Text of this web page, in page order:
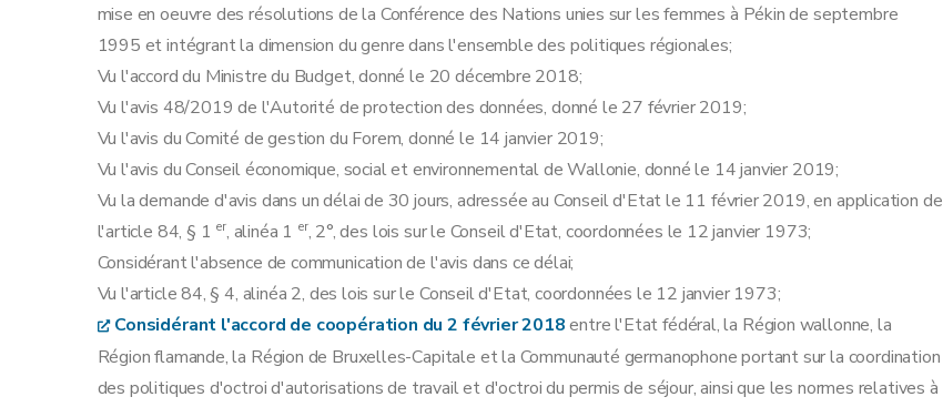
Art. 18
Section 2 Les travailleurs saisonniers
Art. 19
Art. 20
Art. 21
Art. 22
Art. 23
Art. 24
Art. 25
Section 3 Les personnes faisant l'objet d'un transfert temporaire intragroupe
Art. 26
Art. 27
Art. 28
mise en oeuvre des résolutions de la Conférence des Nations unies sur les femmes à Pékin de septembre
1995 et intégrant la dimension du genre dans l'ensemble des politiques régionales;
Vu l'accord du Ministre du Budget, donné le 20 décembre 2018;
Vu l'avis 48/2019 de l'Autorité de protection des données, donné le 27 février 2019;
Vu l'avis du Comité de gestion du Forem, donné le 14 janvier 2019;
Vu l'avis du Conseil économique, social et environnemental de Wallonie, donné le 14 janvier 2019;
Vu la demande d'avis dans un délai de 30 jours, adressée au Conseil d'Etat le 11 février 2019, en application de
l'article 84, § 1 er, alinéa 1 er, 2°, des lois sur le Conseil d'Etat, coordonnées le 12 janvier 1973;
Considérant l'absence de communication de l'avis dans ce délai;
Vu l'article 84, § 4, alinéa 2, des lois sur le Conseil d'Etat, coordonnées le 12 janvier 1973;
Considérant l'accord de coopération du 2 février 2018entre l'Etat fédéral, la Région wallonne, la
Région flamande, la Région de Bruxelles-Capitale et la Communauté germanophone portant sur la coordination
des politiques d'octroi d'autorisations de travail et d'octroi du permis de séjour, ainsi que les normes relatives à